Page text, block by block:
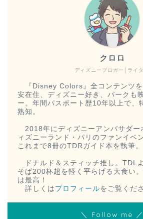
ディズニーブロガー│ライ
クロロ
『Disney Colors』全コンテンツを
安在住、ディズニー好き、パークも
ー。年間パスポート歴10年以上で、
熟知。
2018年にディズニーアンバサダー
ィズニーランド・パリのファンイベ
これまで8冊のTDRガイド本を執筆。
ドナルド＆スティッチ推し。TDL
そば200杯超を軽く平らげる大食い
は最高！
詳しくは プロフィールをご覧くだ
＼ Follow me ／